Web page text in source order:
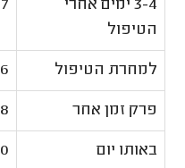
3-4 ימים אחרי
הטיפול
למחרת הטיפול 6
פרק זמן אחר
באותו יום 0